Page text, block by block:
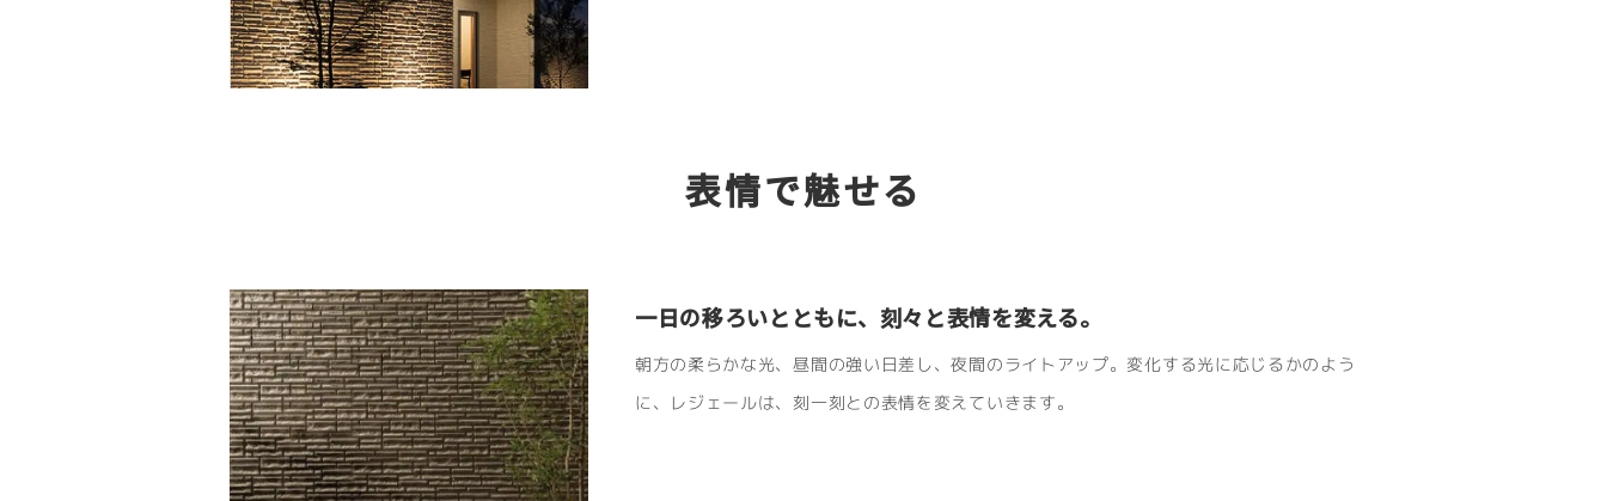
表情で魅せる
一日の移ろいとともに、刻々と表情を変える。
朝方の柔らかな光、昼間の強い日差し、夜間のライトアップ。変化する光に応じるかのよう
に、レジェールは、刻一刻との表情を変えていきます。